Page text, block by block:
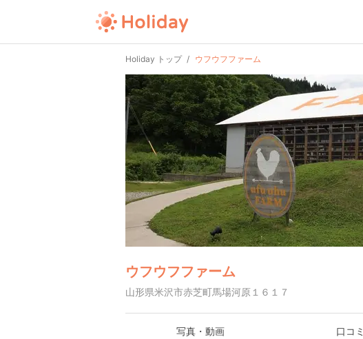
Holiday トップ ウフウフファーム
ウフウフファーム
山形県米沢市赤芝町馬場河原１６１７
写真・動画 口コミ